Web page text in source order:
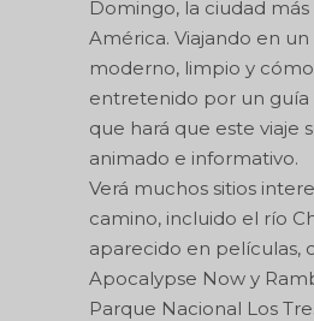
Domingo, la ciudad
América. Viajando en
moderno, limpio y
entretenido por un guía
que hará que este viaje
animado e informativo.
Verá muchos sitios
camino, incluido el río
aparecido en películas,
Apocalypse Now y
Parque Nacional Los